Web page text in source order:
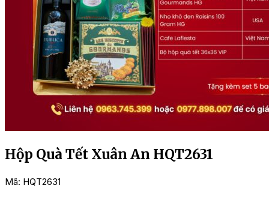
Hộp Quà Tết Xuân An HQT2631
Mã: HQT2631